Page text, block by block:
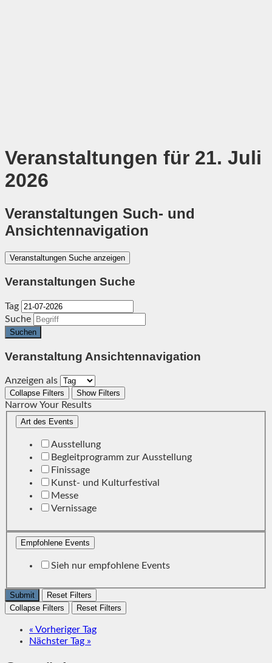
Veranstaltungen für 21. Juli
2026
Veranstaltungen Such- und
Ansichtennavigation
Veranstaltungen Suche anzeigen
Veranstaltungen Suche
Tag
Suche
Veranstaltung Ansichtennavigation
Anzeigen als
Collapse Filters Show Filters
Narrow Your Results
Art des Events
Ausstellung
Begleitprogramm zur Ausstellung
Finissage
Kunst- und Kulturfestival
Messe
Vernissage
Empfohlene Events
Sieh nur empfohlene Events
Reset Filters
Collapse Filters
Reset Filters
« Vorheriger Tag
Nächster Tag »